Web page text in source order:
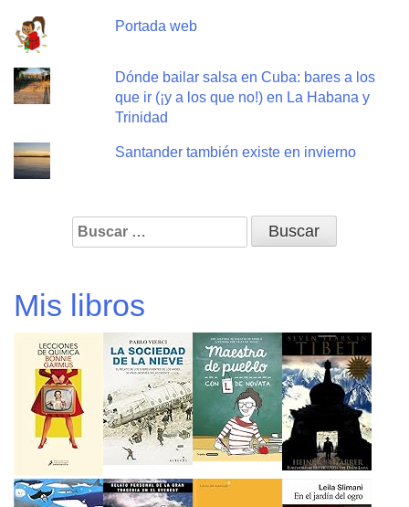
Portada web
Dónde bailar salsa en Cuba: bares a los
que ir (¡y a los que no!) en La Habana y
Trinidad
Santander también existe en invierno
Buscar:
Mis libros